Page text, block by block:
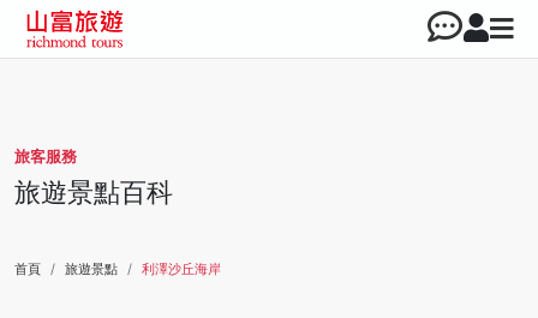
旅客服務
旅遊景點百科
首頁 旅遊景點 利澤沙丘海岸